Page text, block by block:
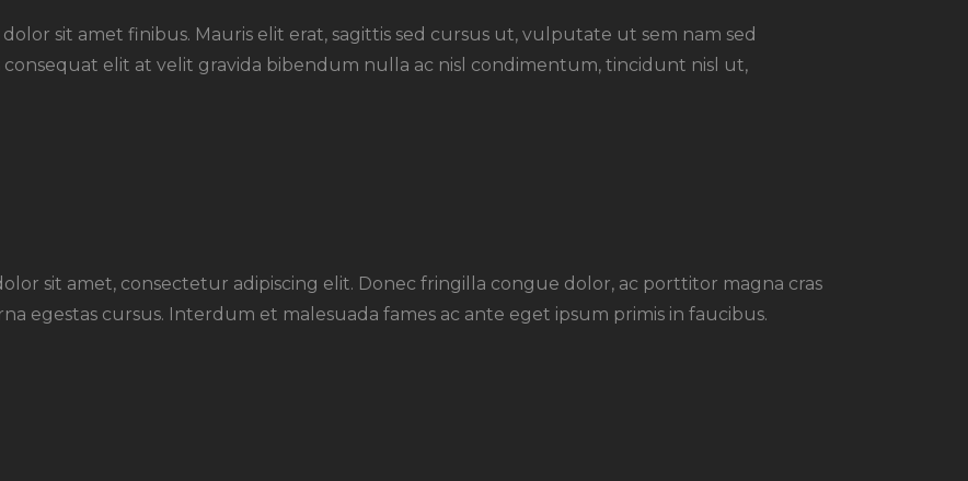
sit amet finibus. Mauris elit erat, sagittis sed cursus ut, vulputate ut sem nam sed
elit at velit gravida bibendum nulla ac nisl condimentum, tincidunt nisl ut,
sit amet, consectetur adipiscing elit. Donec fringilla congue dolor, ac porttitor magna cras
egestas cursus. Interdum et malesuada fames ac ante eget ipsum primis in faucibus.